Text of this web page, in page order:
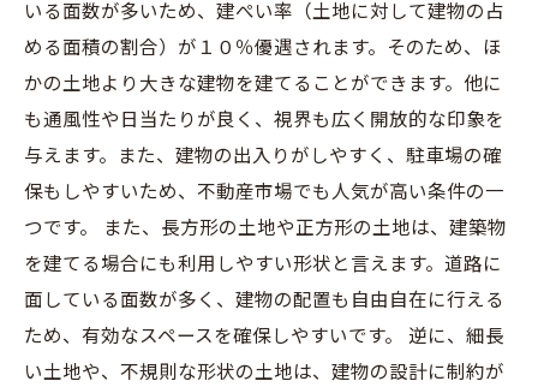
いる面数が多いため、建ぺい率（土地に対して建物の占
める面積の割合）が１０％優遇されます。そのため、ほ
かの土地より大きな建物を建てることができます。他に
も通風性や日当たりが良く、視界も広く開放的な印象を
与えます。また、建物の出入りがしやすく、駐車場の確
保もしやすいため、不動産市場でも人気が高い条件の一
つです。 また、長方形の土地や正方形の土地は、建築物
を建てる場合にも利用しやすい形状と言えます。道路に
面している面数が多く、建物の配置も自由自在に行える
ため、有効なスペースを確保しやすいです。 逆に、細長
い土地や、不規則な形状の土地は、建物の設計に制約が